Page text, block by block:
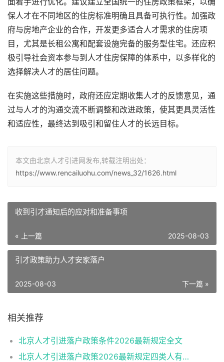
保人才在不同地区的住房标准明确且具备可执行性。加强政
府与房地产企业的合作，开发更多适合人才需求的住房项
目，尤其是长租公寓和配套设施完备的服务型住宅。还应积
极引导社会资本参与到人才住房保障的体系中，以多样化的
选择解决人才的居住问题。
在实施这些措施时，政府还应定期收集人才的反馈意见，通
过与人才的沟通交流不断调整和改进政策，使其更具灵活性
和适应性，最终达到吸引和留住人才的长远目标。
本文由北京人才引进网发布,转载注明出处：
https://www.rencailuohu.com/news_32/1626.html
收到引才通知后的应对和准备事项
« 上一篇 2025-08-03
引才政策助力人才安家落户
下一篇 »
2025-08-03
相关推荐
北京人才引进落户政策条件2026最新规定全文
北京人才引进落户政策2026最新规定四类人有资格